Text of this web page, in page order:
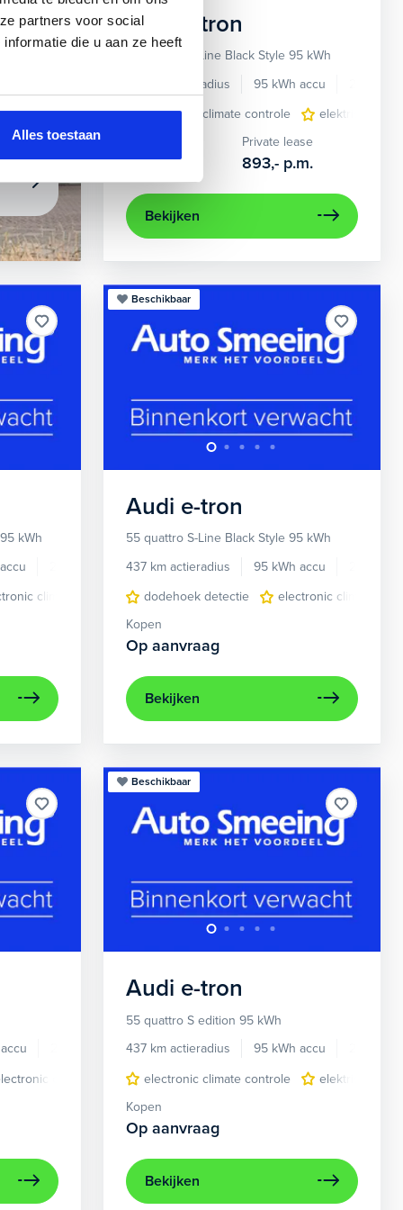
partners voor social
die u aan ze heeft
Alles toestaan
lichtmetalen velgen 7-spaaks 21" metaalkleur
Audi e-tron
55 quattro S-Line Black Style 95 kWh
437 km actieradius
95 kWh accu
electronic climate controle
elektrisch
39.895,-
Private lease
893,- p.m.
Bekijken
lichtmetalen velgen 10-spaaks 21" metaalkleur
kWh
48.000 km
climate controle elektrisch glazen panorama-dak
Beschikbaar
Audi e-tron
55 quattro S-Line Black Style 95 kWh
437 km actieradius
95 kWh accu
dodehoek detectie
electronic climate
Kopen
Op aanvraag
Bekijken
luxe lederen bekleding metaalkleur
navigatiesysteem full
51.000 km
climate controle elektrisch glazen panorama-dak
Beschikbaar
Audi e-tron
55 quattro S edition 95 kWh
437 km actieradius
95 kWh accu
electronic climate controle
elektrisch
Kopen
Op aanvraag
Bekijken